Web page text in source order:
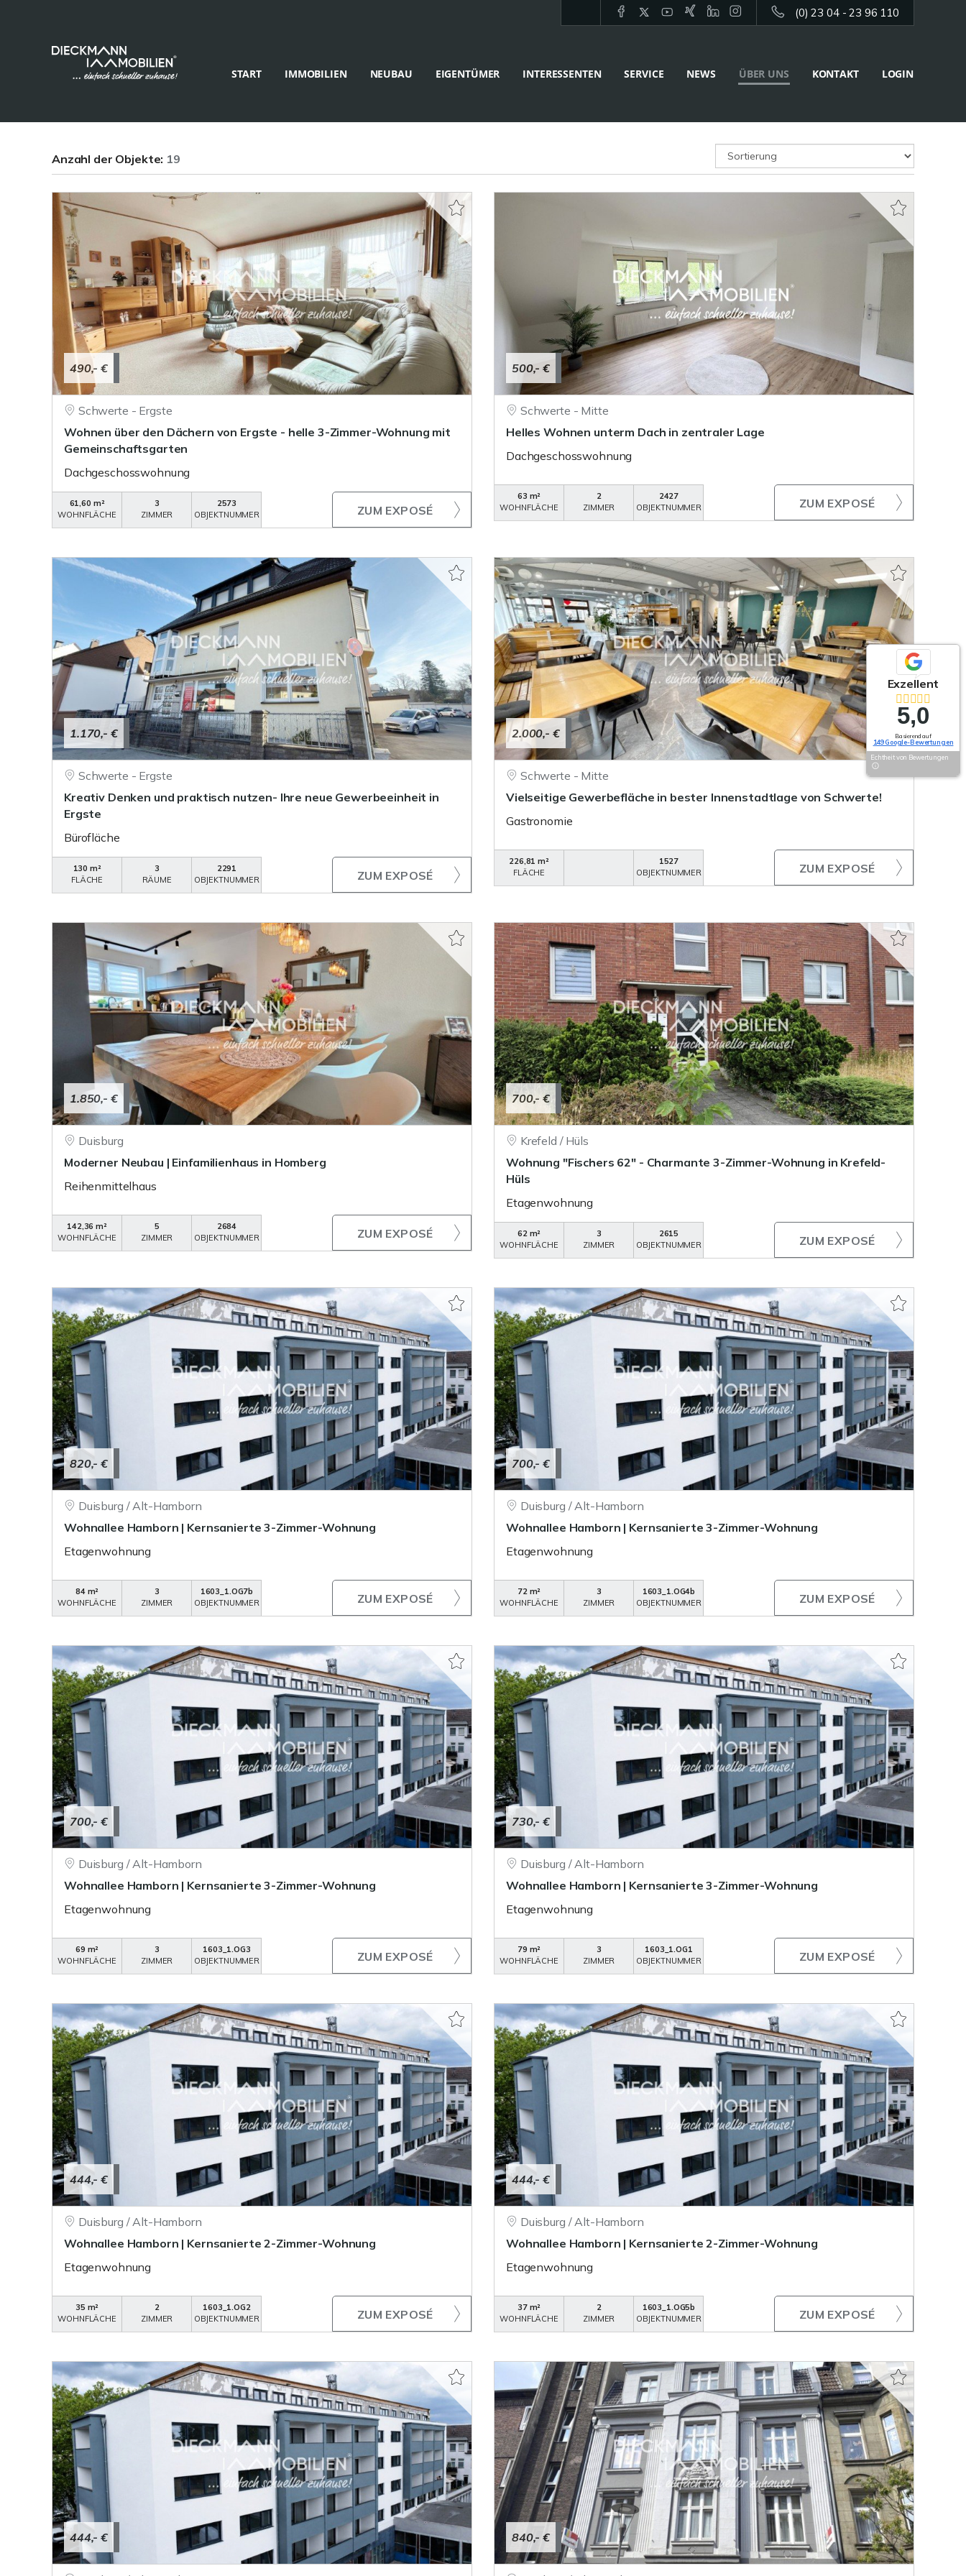
(0) 23 04 - 23 96 110
START IMMOBILIEN NEUBAU EIGENTÜMER INTERESSENTEN SERVICE NEWS ÜBER UNS KONTAKT LOGIN
Anzahl der Objekte: 19
490,- €
Schwerte - Ergste
Wohnen über den Dächern von Ergste - helle 3-Zimmer-Wohnung mit
Gemeinschaftsgarten
Dachgeschosswohnung
61,60 m²
WOHNFLÄCHE
3
ZIMMER
2573
OBJEKTNUMMER
ZUM EXPOSÉ
500,- €
Schwerte - Mitte
Helles Wohnen unterm Dach in zentraler Lage
Dachgeschosswohnung
63 m²
WOHNFLÄCHE
2
ZIMMER
2427
OBJEKTNUMMER
ZUM EXPOSÉ
1.170,- €
Schwerte - Ergste
Kreativ Denken und praktisch nutzen- Ihre neue Gewerbeeinheit in
Ergste
Bürofläche
130 m²
FLÄCHE
3
RÄUME
2291
OBJEKTNUMMER
ZUM EXPOSÉ
2.000,- €
Schwerte - Mitte
Vielseitige Gewerbefläche in bester Innenstadtlage von Schwerte!
Gastronomie
226,81 m²
FLÄCHE
1527
OBJEKTNUMMER
ZUM EXPOSÉ
1.850,- €
Duisburg
Moderner Neubau | Einfamilienhaus in Homberg
Reihenmittelhaus
142,36 m²
WOHNFLÄCHE
5
ZIMMER
2684
OBJEKTNUMMER
ZUM EXPOSÉ
700,- €
Krefeld / Hüls
Wohnung "Fischers 62" - Charmante 3-Zimmer-Wohnung in Krefeld-
Hüls
Etagenwohnung
62 m²
WOHNFLÄCHE
3
ZIMMER
2615
OBJEKTNUMMER
ZUM EXPOSÉ
820,- €
Duisburg / Alt-Hamborn
Wohnallee Hamborn | Kernsanierte 3-Zimmer-Wohnung
Etagenwohnung
84 m²
WOHNFLÄCHE
3
ZIMMER
1603_1.OG7b
OBJEKTNUMMER
ZUM EXPOSÉ
700,- €
Duisburg / Alt-Hamborn
Wohnallee Hamborn | Kernsanierte 3-Zimmer-Wohnung
Etagenwohnung
72 m²
WOHNFLÄCHE
3
ZIMMER
1603_1.OG4b
OBJEKTNUMMER
ZUM EXPOSÉ
700,- €
Duisburg / Alt-Hamborn
Wohnallee Hamborn | Kernsanierte 3-Zimmer-Wohnung
Etagenwohnung
69 m²
WOHNFLÄCHE
3
ZIMMER
1603_1.OG3
OBJEKTNUMMER
ZUM EXPOSÉ
730,- €
Duisburg / Alt-Hamborn
Wohnallee Hamborn | Kernsanierte 3-Zimmer-Wohnung
Etagenwohnung
79 m²
WOHNFLÄCHE
3
ZIMMER
1603_1.OG1
OBJEKTNUMMER
ZUM EXPOSÉ
444,- €
Duisburg / Alt-Hamborn
Wohnallee Hamborn | Kernsanierte 2-Zimmer-Wohnung
Etagenwohnung
35 m²
WOHNFLÄCHE
2
ZIMMER
1603_1.OG2
OBJEKTNUMMER
ZUM EXPOSÉ
444,- €
Duisburg / Alt-Hamborn
Wohnallee Hamborn | Kernsanierte 2-Zimmer-Wohnung
Etagenwohnung
37 m²
WOHNFLÄCHE
2
ZIMMER
1603_1.OG5b
OBJEKTNUMMER
ZUM EXPOSÉ
444,- € 840,- €
Exzellent
5,0
Basierend auf
149 Google-Bewertungen
Echtheit von Bewertungen